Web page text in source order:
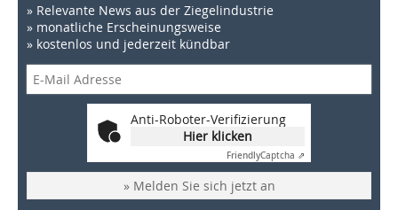
» Relevante News aus der Ziegelindustrie
» monatliche Erscheinungsweise
» kostenlos und jederzeit kündbar
Anti-Roboter-Verifizierung
Hier klicken
FriendlyCaptcha ⇗
» Melden Sie sich jetzt an